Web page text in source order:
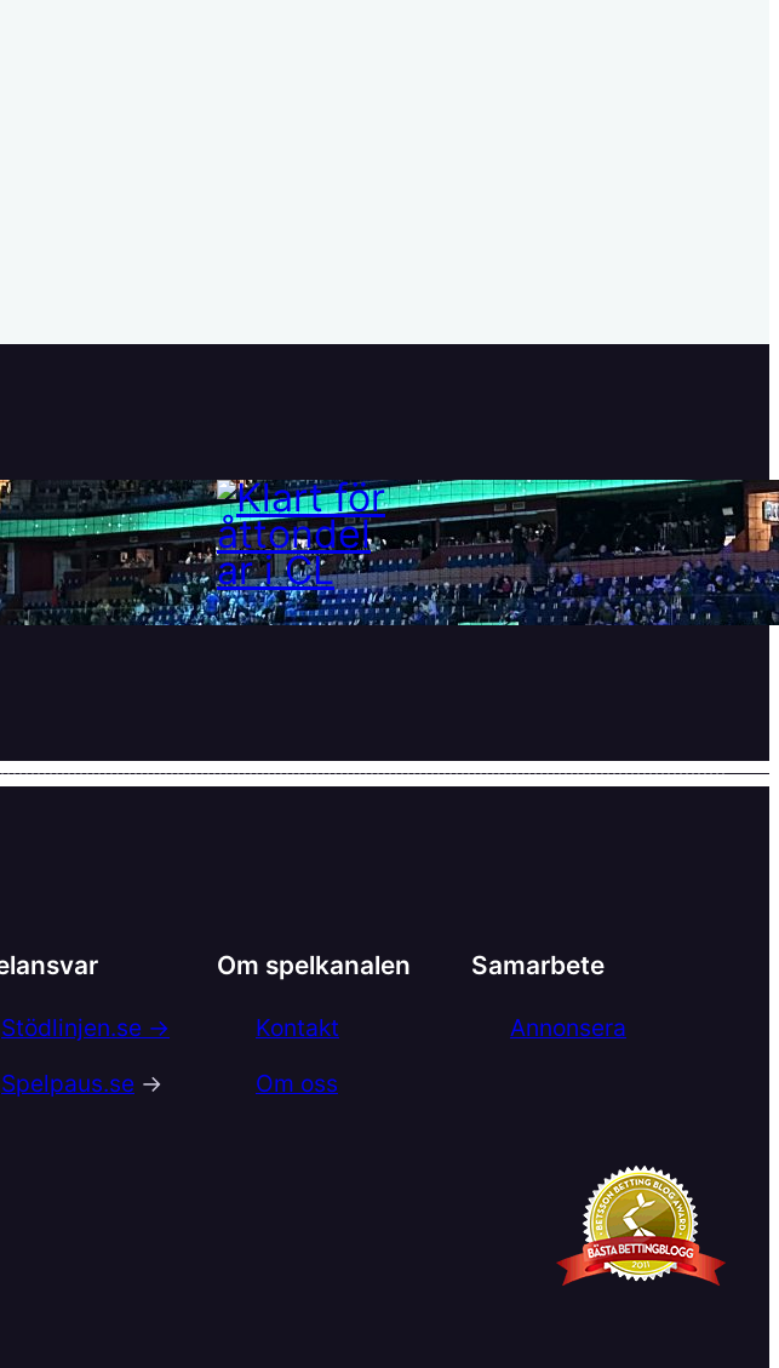
du behöver
nya travspel
Klart för åttondelar i CL
21 februari, 2025
Stödlinjen.se →
Spelpaus.se →
Om spelkanalen
Kontakt
Om oss
Samarbete
Annonsera